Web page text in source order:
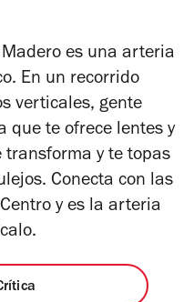
estrellas
es una arteria
En un recorrido
verticales, gente
que te ofrece lentes y
y te topas
Conecta con las
y es la arteria